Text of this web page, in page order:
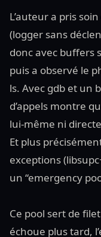
L’auteur a pris
(logger sans
donc avec buffers
puis a observé le
ls. Avec gdb et un
d’appels montre
lui-même ni
Et plus
exceptions
un “emergency
Ce pool sert de
échoue plus tard,